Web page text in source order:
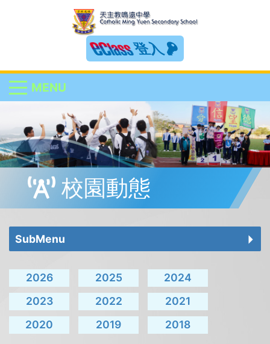
登入
MENU
校園動態
SubMenu
2026 2025
2024
2023
2022
2021
2020
2019 2018